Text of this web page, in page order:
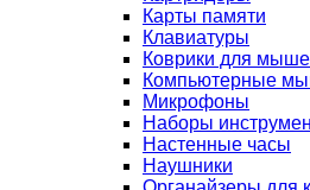
Карты памяти
Клавиатуры
Коврики для
Компьютерные
Микрофоны
Наборы
Настенные часы
Наушники